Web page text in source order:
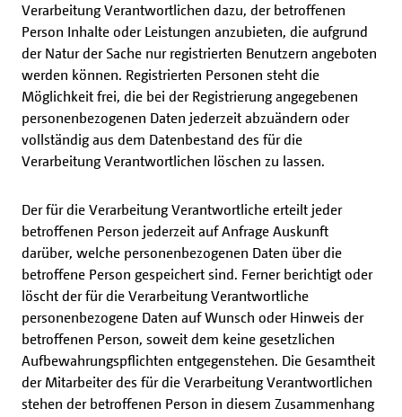
Verarbeitung Verantwortlichen dazu, der betroffenen
Person Inhalte oder Leistungen anzubieten, die aufgrund
der Natur der Sache nur registrierten Benutzern angeboten
werden können. Registrierten Personen steht die
Möglichkeit frei, die bei der Registrierung angegebenen
personenbezogenen Daten jederzeit abzuändern oder
vollständig aus dem Datenbestand des für die
Verarbeitung Verantwortlichen löschen zu lassen.
Der für die Verarbeitung Verantwortliche erteilt jeder
betroffenen Person jederzeit auf Anfrage Auskunft
darüber, welche personenbezogenen Daten über die
betroffene Person gespeichert sind. Ferner berichtigt oder
löscht der für die Verarbeitung Verantwortliche
personenbezogene Daten auf Wunsch oder Hinweis der
betroffenen Person, soweit dem keine gesetzlichen
Aufbewahrungspflichten entgegenstehen. Die Gesamtheit
der Mitarbeiter des für die Verarbeitung Verantwortlichen
stehen der betroffenen Person in diesem Zusammenhang